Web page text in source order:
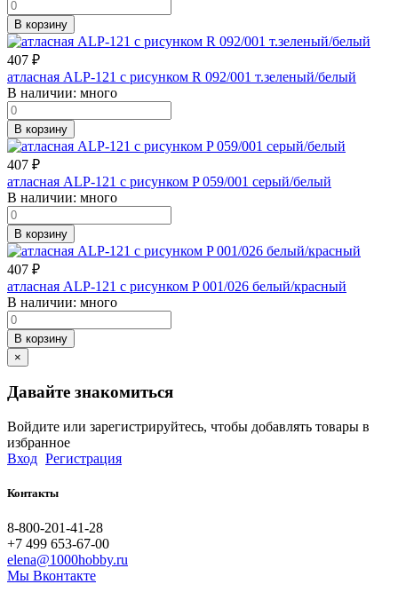
В корзину
407 ₽
атласная ALP-121 с рисунком R 092/001 т.зеленый/белый
В наличии: много
В корзину
407 ₽
атласная ALP-121 с рисунком P 059/001 серый/белый
В наличии: много
В корзину
407 ₽
атласная ALP-121 с рисунком P 001/026 белый/красный
В наличии: много
В корзину
×
Давайте знакомиться
Войдите или зарегистрируйтесь, чтобы добавлять товары в
избранное
Вход Регистрация
Контакты
8-800-201-41-28
+7 499 653-67-00
elena@1000hobby.ru
Мы Вконтакте